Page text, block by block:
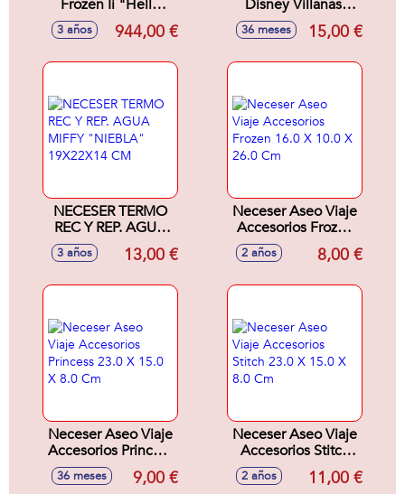
Frozen Ii "Hello
Spring"
22X12X3Cm
3 años 944,00 €
Disney Villanas.
Incluye
neceser,cepillo y
36 meses 15,00 €
NECESER TERMO
REC Y REP. AGUA
MIFFY "NIEBLA"
19X22X14 CM
3 años 13,00 €
Neceser Aseo Viaje
Accesorios Frozen
16.0 X 10.0 X 26.0
2 años 8,00 €
Neceser Aseo Viaje
Accesorios Princess
23.0 X 15.0 X 8.0
Cm
36 meses 9,00 €
Neceser Aseo Viaje
Accesorios Stitch
23.0 X 15.0 X 8.0
2 años 11,00 €